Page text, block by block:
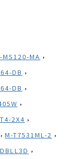
MS120-MA ,
DB ,
DB ,
,
2X4 ,
, M-T7531ML-2 ,
,